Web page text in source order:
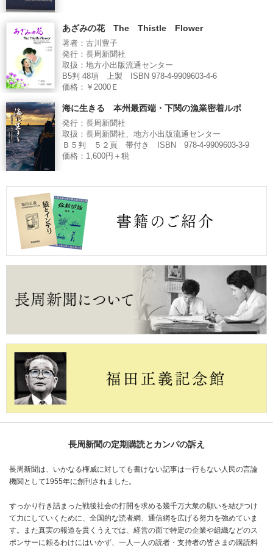
あざみの花 The Thistle Flower
著者：古川豊子
発行：長周新聞社
取扱：地方小出版流通センター
B5判 48項 上製 ISBN 978-4-9909603-4-6
価格：￥2000Ｅ
海に生きる 本州最西端・下関の漁業密着ルポ
発行：長周新聞社
取扱：長周新聞社、地方小出版流通センター
Ｂ５判 ５２頁 帯付き ISBN 978-4-9909603-3-9
価格：1,600円＋税
長周新聞の定期購読とカンパの訴え
長周新聞は、いかなる権威に対しても書けない記事は一行もない人民の言論
機関として1955年に創刊されました。
すっかり行き詰まった戦後社会の打開を求める幾千万大衆の願いを結びつけ
て力にしていくために、全国的な読者網、通信網を広げる努力を強めていま
す。また真実の報道を貫くうえでは、経営の面で特定の企業や組織などのス
ポンサーに頼るわけにはいかず、一人一人の読者・支持者の皆さまの購読料